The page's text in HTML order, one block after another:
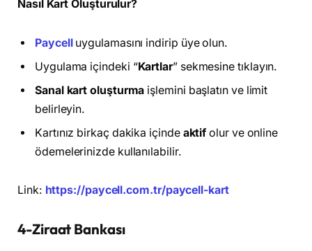
Nasıl Kart Oluşturulur?
Paycell uygulamasını indirip üye olun.
Uygulama içindeki “Kartlar” sekmesine tıklayın.
Sanal kart oluşturma işlemini başlatın ve limit
belirleyin.
Kartınız birkaç dakika içinde aktifolur ve online
ödemelerinizde kullanılabilir.
Link: https://paycell.com.tr/paycell-kart
4-Ziraat Bankası